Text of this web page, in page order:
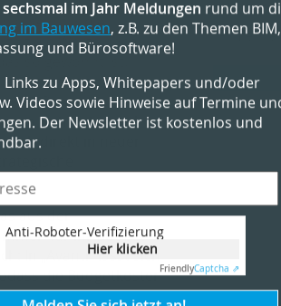
sein für die
die Werte noch
so gewohnt ist.
bedeutete das erst
Positionen
Sicht lohnt sich
direkt in neuen
aus der
für ihr Budget
In „Avanti“ lässt sich
die Budgetkosten
im Bauwesen, z.B. zu den Themen BIM,
und Bürosoftware!
Videos sowie Hinweise auf Termine und
Der Newsletter ist kostenlos und
Anti-Roboter-Verifizierung
Hier klicken
Melden Sie sich jetzt an!